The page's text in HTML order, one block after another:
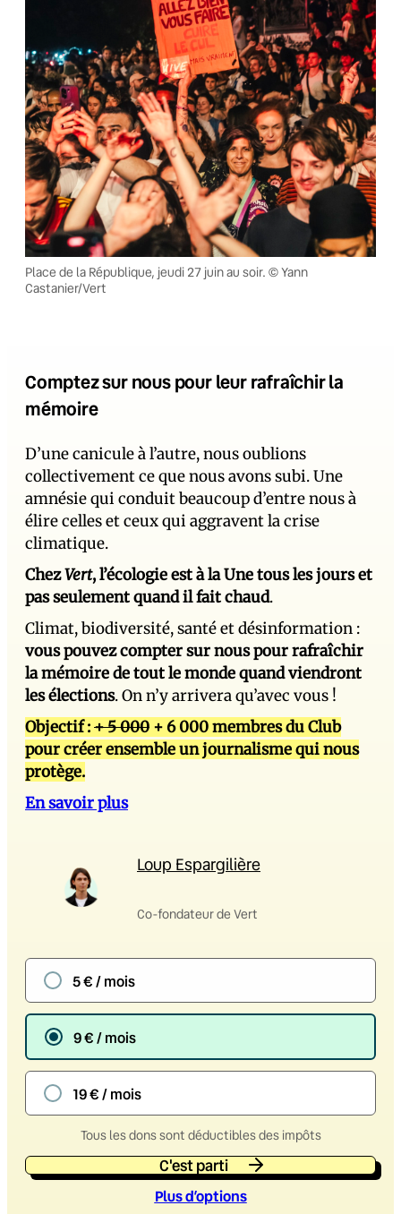
Place de la République, jeudi 27 juin au soir. © Yann
Castanier/Vert
Comptez sur nous pour leur rafraîchir la
mémoire
D’une canicule à l’autre, nous oublions
collectivement ce que nous avons subi. Une
amnésie qui conduit beaucoup d’entre nous à
élire celles et ceux qui aggravent la crise
climatique.
ChezVert, l’écologie est à la Une tous les jours et
pas seulement quand il fait chaud.
Climat, biodiversité, santé et désinformation :
vous pouvez compter sur nous pour rafraîchir
la mémoire de tout le monde quand viendront
les élections. On n’y arrivera qu’avec vous !
Objectif :+ 5 000 + 6 000 membres du Club
pour créer ensemble un journalisme qui nous
protège.
En savoir plus
Loup Espargilière
Co-fondateur de Vert
5 € / mois
9 € / mois
19 € / mois
Tous les dons sont déductibles des impôts
C'est parti
Plus d’options